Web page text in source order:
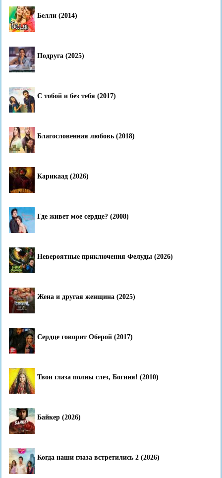
Белли (2014)
Подруга (2025)
С тобой и без тебя (2017)
Благословенная любовь (2018)
Карикаад (2026)
Где живет мое сердце? (2008)
Невероятные приключения Фелуды (2026)
Жена и другая женщина (2025)
Сердце говорит Оберой (2017)
Твои глаза полны слез, Богиня! (2010)
Байкер (2026)
Когда наши глаза встретились 2 (2026)